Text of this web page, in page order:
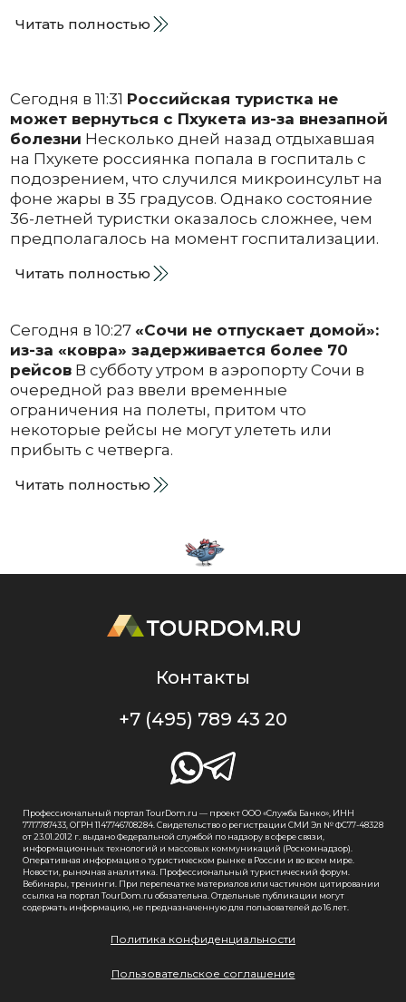
Читать полностью
Сегодня в 11:31 Российская туристка не
может вернуться с Пхукета из-за внезапной
болезни Несколько дней назад отдыхавшая
на Пхукете россиянка попала в госпиталь с
подозрением, что случился микроинсульт на
фоне жары в 35 градусов. Однако состояние
36-летней туристки оказалось сложнее, чем
предполагалось на момент госпитализации.
Читать полностью
Сегодня в 10:27 «Сочи не отпускает домой»:
из-за «ковра» задерживается более 70
рейсовВ субботу утром в аэропорту Сочи в
очередной раз ввели временные
ограничения на полеты, притом что
некоторые рейсы не могут улететь или
прибыть с четверга.
Читать полностью
Контакты
+7 (495) 789 43 20
Профессиональный портал TourDom.ru — проект ООО «Служба Банко», ИНН
7717787433, ОГРН 1147746708284. Свидетельство о регистрации СМИ Эл № ФС77-48328
от 23.01.2012 г. выдано Федеральной службой по надзору в сфере связи,
информационных технологий и массовых коммуникаций (Роскомнадзор).
Оперативная информация о туристическом рынке в России и во всем мире.
Новости, рыночная аналитика. Профессиональный туристический форум.
Вебинары, тренинги. При перепечатке материалов или частичном цитировании
ссылка на портал TourDom.ru обязательна. Отдельные публикации могут
содержать информацию, не предназначенную для пользователей до 16 лет.
Политика конфиденциальности
Пользовательское соглашение